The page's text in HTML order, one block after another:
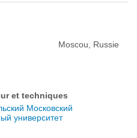
Moscou, Russie
et techniques
Московский
университет